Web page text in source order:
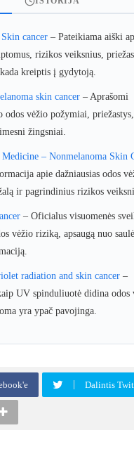
cancer – Pateikiama aiški
rizikos veiksnius,
kreiptis į gydytoją.
skin cancer – Aprašomi
odos vėžio požymiai,
žingsniai.
– Nonmelanoma Skin
apie dažniausias odos
ir pagrindinius rizikos
– Oficialus visuomenės
vėžio riziką, apsaugą nuo
radiation and skin cancer –
UV spinduliuotė didina odos
yra ypač pavojinga.
Dalintis